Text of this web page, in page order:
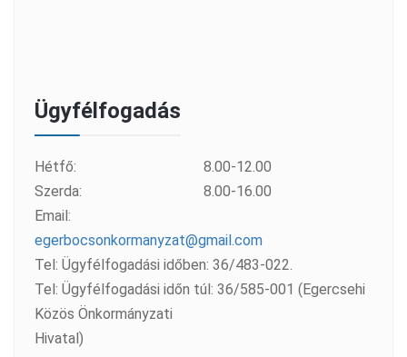
Ügyfélfogadás
Hétfő:
8.00-12.00
Szerda:
8.00-16.00
Email:
egerbocsonkormanyzat@gmail.com
Tel: Ügyfélfogadási időben: 36/483-022.
Tel: Ügyfélfogadási időn túl: 36/585-001 (Egercsehi
Közös Önkormányzati
Hivatal)